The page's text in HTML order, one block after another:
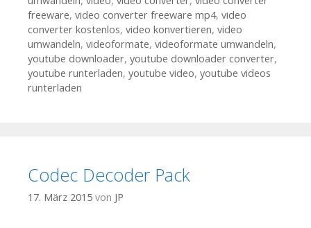
freeware, video converter freeware mp4, video
converter kostenlos, video konvertieren, video
umwandeln, videoformate, videoformate umwandeln,
youtube downloader, youtube downloader converter,
youtube runterladen, youtube video, youtube videos
runterladen
Codec Decoder Pack
17. März 2015 von JP